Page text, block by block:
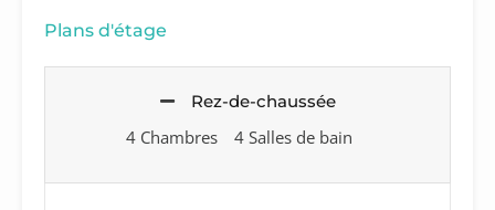
Plans d'étage
Rez-de-chaussée
4 Chambres 4 Salles de bain